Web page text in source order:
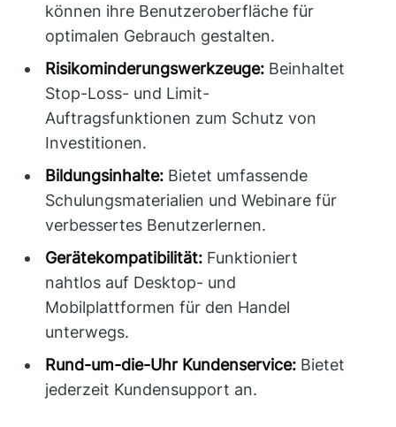
können ihre Benutzeroberfläche für
optimalen Gebrauch gestalten.
Risikominderungswerkzeuge: Beinhaltet
Stop-Loss- und Limit-
Auftragsfunktionen zum Schutz von
Investitionen.
Bildungsinhalte: Bietet umfassende
Schulungsmaterialien und Webinare für
verbessertes Benutzerlernen.
Gerätekompatibilität: Funktioniert
nahtlos auf Desktop- und
Mobilplattformen für den Handel
unterwegs.
Rund-um-die-Uhr Kundenservice: Bietet
jederzeit Kundensupport an.